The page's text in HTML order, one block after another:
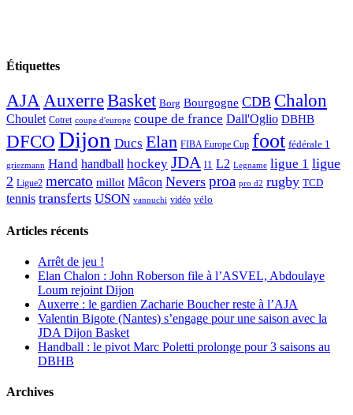
Étiquettes
AJAAuxerreBasket Borg Bourgogne CDB Chalon
Choulet Cotret coupe d'europe coupe de france Dall'Oglio DBHB
DFCODijon Ducs Elan FIBA Europe Cup foot fédérale 1
griezmann Hand handball hockey JDA l1 L2 Legname ligue 1 ligue
2 Ligue2 mercato millot Mâcon Nevers proa pro d2 rugby TCD
tennis transferts USON vannuchi vidéo vélo
Articles récents
Arrêt de jeu !
Elan Chalon : John Roberson file à l’ASVEL, Abdoulaye
Loum rejoint Dijon
Auxerre : le gardien Zacharie Boucher reste à l’AJA
Valentin Bigote (Nantes) s’engage pour une saison avec la
JDA Dijon Basket
Handball : le pivot Marc Poletti prolonge pour 3 saisons au
DBHB
Archives